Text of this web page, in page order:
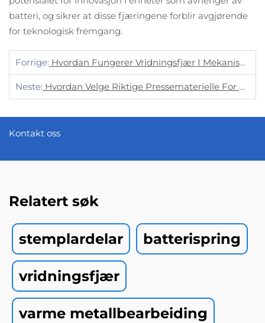
batteri, og sikrer at disse fjæringene forblir avgjørende
for teknologisk fremgang.
Forrige: Hvordan Fungerer Vridningsfjær I Mekaniske Systemer?
Neste: Hvordan Velge Riktige Pressematerielle For Ditt Prosjekt
Kontakt oss
Relatert søk
stemplardelar batterispring
vridningsfjær
varme metallbearbeiding